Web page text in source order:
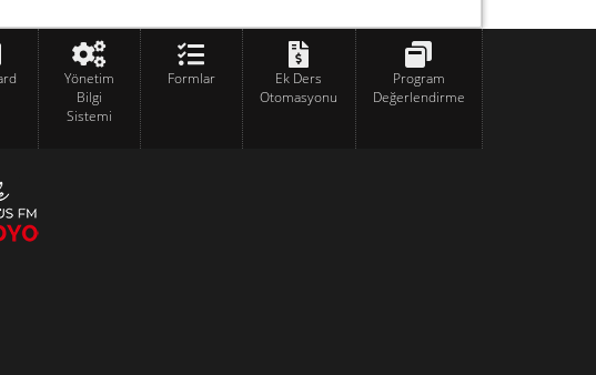
Yönetim
Bilgi
Sistemi
Formlar
Ek Ders
Otomasyonu
Program
Değerlendirme